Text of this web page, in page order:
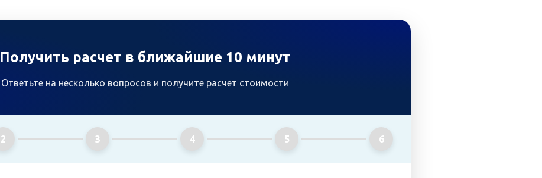
Получить расчет в ближайшие 10 минут
Ответьте на несколько вопросов и получите расчет стоимости
2 3 4 5 6